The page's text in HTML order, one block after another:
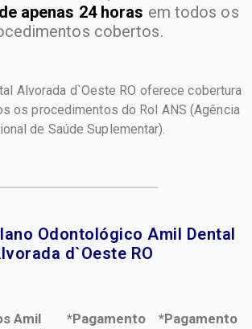
apenas 24 horas em todos os
cobertos.
Alvorada d`Oeste RO oferece cobertura
os procedimentos do Rol ANS (Agência
de Saúde Suplementar).
Odontológico Amil Dental
d`Oeste RO​
Amil
*Pagamento
*Pagamento